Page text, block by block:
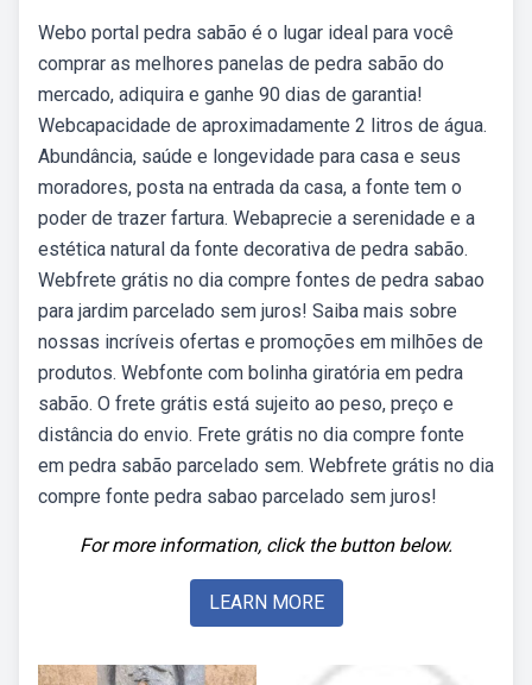
Webo portal pedra sabão é o lugar ideal para você
comprar as melhores panelas de pedra sabão do
mercado, adiquira e ganhe 90 dias de garantia!
Webcapacidade de aproximadamente 2 litros de água.
Abundância, saúde e longevidade para casa e seus
moradores, posta na entrada da casa, a fonte tem o
poder de trazer fartura. Webaprecie a serenidade e a
estética natural da fonte decorativa de pedra sabão.
Webfrete grátis no dia compre fontes de pedra sabao
para jardim parcelado sem juros! Saiba mais sobre
nossas incríveis ofertas e promoções em milhões de
produtos. Webfonte com bolinha giratória em pedra
sabão. O frete grátis está sujeito ao peso, preço e
distância do envio. Frete grátis no dia compre fonte
em pedra sabão parcelado sem. Webfrete grátis no dia
compre fonte pedra sabao parcelado sem juros!
For more information, click the button below.
LEARN MORE